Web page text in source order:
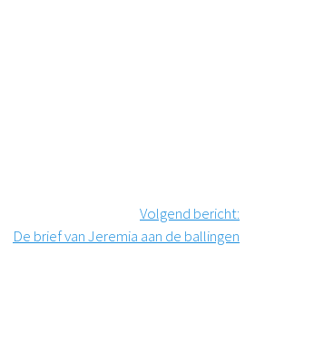
Volgend bericht:
De brief van Jeremia aan de ballingen